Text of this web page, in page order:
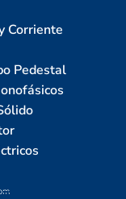
Corriente
Pedestal